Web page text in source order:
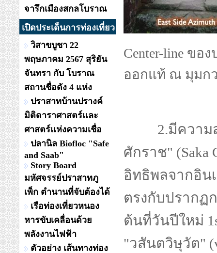
จารึกเมืองสกลโบราณ
เปิดประเด็นการท่องเที่ยว
วิสาขบูชา 22
พฤษภาคม 2567 สุริยัน
จันทรา กับ โบราณ
สถานชื่อดัง 4 แห่ง
ปราสาทบ้านปรางค์
มิติดาราศาสตร์และ
ศาสตร์แห่งความเชื่อ
ปลานิล Biofloc "Safe
and Saab"
Story Board
มหัศจรรย์ปราสาทภู
เพ็ก ตำนานที่จับต้องได้
เรือท่องเที่ยวหนอง
หารขับเคลื่อนด้วย
พลังงานไฟฟ้า
ตัวอย่าง เส้นทางท่อง
Center-line ขอ
ออกแท้ ณ มุมก
2.มีความส
ศักราช" (Saka
อิทธิพลจากอิ
ตรงกับปรากฏ
ต้นที่วันปีใหม่
"วสันตวิษุวัต"